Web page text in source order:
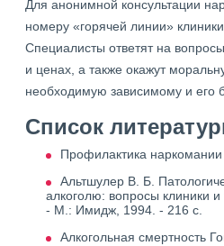
Для анонимной консультации
номеру «горячей линии»
Специалисты ответят на
и ценах, а также окажут
необходимую зависимому и его
Список
Профилактика
Альтшулер В. Б.
алкоголю: вопросы клиники
- М.: Имидж, 1994. - 216 с.
Алкогольная смертность